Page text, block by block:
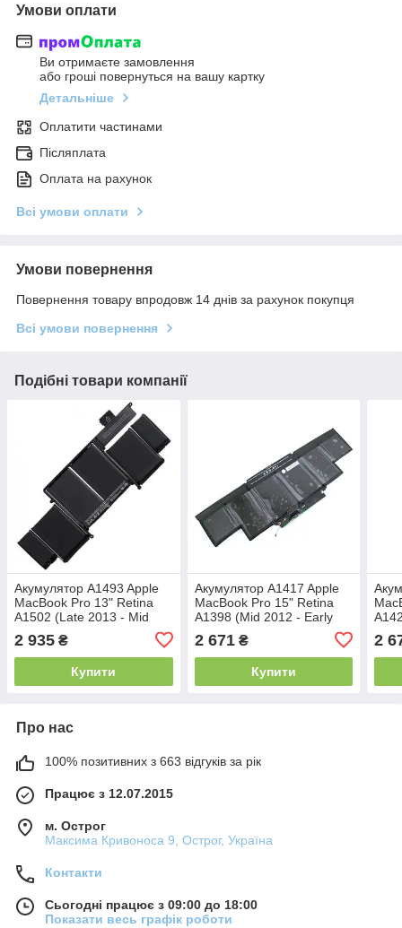
Умови оплати
Ви отримаєте замовлення
або гроші повернуться на вашу картку
Детальніше
Оплатити частинами
Післяплата
Оплата на рахунок
Всі умови оплати
Умови повернення
Повернення товару впродовж 14 днів за рахунок покупця
Всі умови повернення
Подібні товари компанії
Акумулятор A1493 Apple
MacBook Pro 13" Retina
A1502 (Late 2013 - Mid
2 935 ₴
Купити
Акумулятор A1417 Apple
MacBook Pro 15" Retina
A1398 (Mid 2012 - Early
2 671₴
Купити
2
Про нас
100% позитивних з 663 відгуків за рік
Працює з 12.07.2015
м. Острог
Максима Кривоноса 9, Острог, Україна
Контакти
Сьогодні працює з 09:00 до 18:00
Показати весь графік роботи